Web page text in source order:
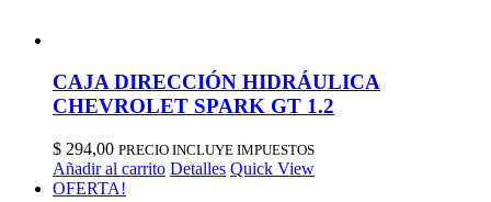
CAJA DIRECCIÓN HIDRÁULICA
CHEVROLET SPARK GT 1.2
$ 294,00 PRECIO INCLUYE IMPUESTOS
Añadir al carrito Detalles Quick View
OFERTA!